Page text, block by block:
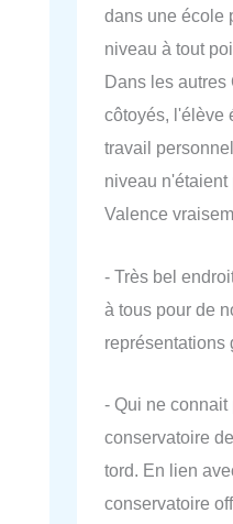
dans une école
niveau à tout
Dans les
côtoyés, l'élève
travail
niveau n'étaient
Valence
- Très bel
à tous pour de
représentations
- Qui ne connait
conservatoire
tord. En lien
conservatoire